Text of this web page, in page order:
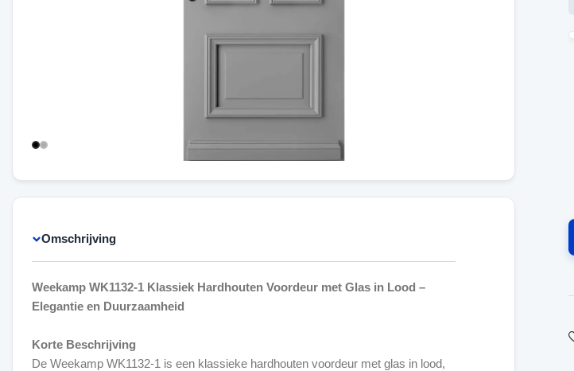
Omschrijving
Weekamp WK1132-1 Klassiek Hardhouten Voordeur met Glas in Lood –
Elegantie en Duurzaamheid
Korte Beschrijving
De Weekamp WK1132-1 is een klassieke hardhouten voordeur met glas in lood,